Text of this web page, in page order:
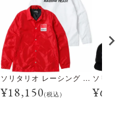
ソリタリオ レーシング チーム ジャケット
¥18,150(税込) ¥6,160